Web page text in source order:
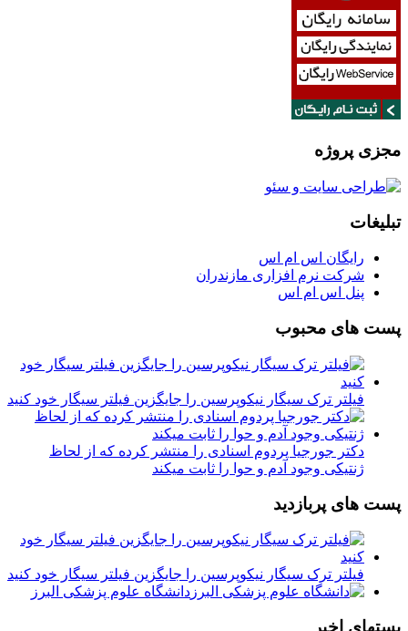
مجزی پروژه
تبلیغات
رایگان اس ام اس
شرکت نرم افزاری مازندران
پنل اس ام اس
پست های محبوب
فیلتر ترک سیگار نیکوپرسین را جایگزین فیلتر سیگار خود کنید
دکتر جورجیا پردوم اسنادی را منتشر کرده که از لحاظ
ژنتیکی وجود آدم و حوا را ثابت میکند
پست های پربازدید
فیلتر ترک سیگار نیکوپرسین را جایگزین فیلتر سیگار خود کنید
دانشگاه علوم پزشکی البرز
پستهای اخیر